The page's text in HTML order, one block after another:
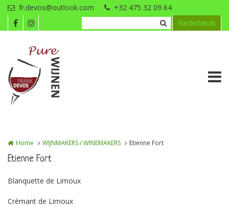
Overslaan en naar de inhoud gaan
fr.devos@outlook.com
+32 475 32 09 64
Nederlands
Home WIJNMAKERS / WINEMAKERS Etienne Fort
Etienne Fort
Blanquette de Limoux
Crémant de Limoux